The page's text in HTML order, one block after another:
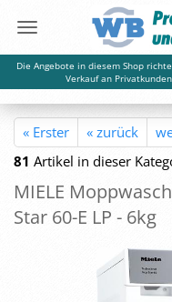
Die Angebote in diesem Shop
Verkauf an
« Erster « zurück
81 Artikel in dieser
MIELE
Star 60-E LP - 6kg